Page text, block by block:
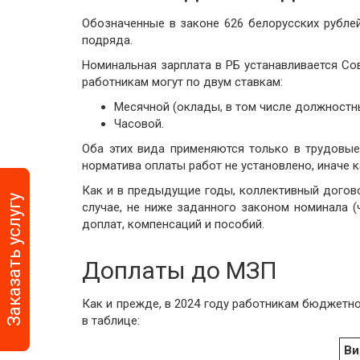
Автоматизация
Обозначенные в законе 626 белорусских
подряда.
Номинальная зарплата в РБ устанавливается
работникам могут по двум ставкам:
Месячной (оклады, в том числе
Часовой.
Оба этих вида применяются только в
норматива оплаты работ не установлено, иначе
Как и в предыдущие годы, коллективный
случае, не ниже заданного законом номинала
доплат, компенсаций и пособий.
Доплаты до МЗП
Как и прежде, в 2024 году работникам
в таблице:
Заказать услугу